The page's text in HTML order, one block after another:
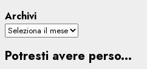
Archivi
Potresti avere perso...